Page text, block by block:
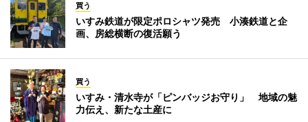
買う
いすみ鉄道が限定ポロシャツ発売 小湊鉄道と企
画、房総横断の復活願う
買う
いすみ・清水寺が「ピンバッジお守り」 地域の魅
力伝え、新たな土産に